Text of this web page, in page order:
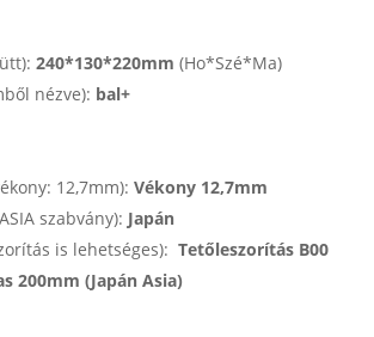
240*130*220mm(Ho*Szé*Ma)
nézve): bal+
12,7mm): Vékony 12,7mm
szabvány): Japán
is lehetséges):Tetőleszorítás B00
200mm (Japán Asia)